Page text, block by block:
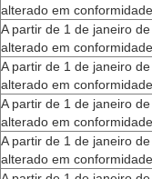
alterado em
A partir de 1 de janeiro
alterado em
A partir de 1 de janeiro
alterado em
A partir de 1 de janeiro
alterado em
A partir de 1 de janeiro
alterado em